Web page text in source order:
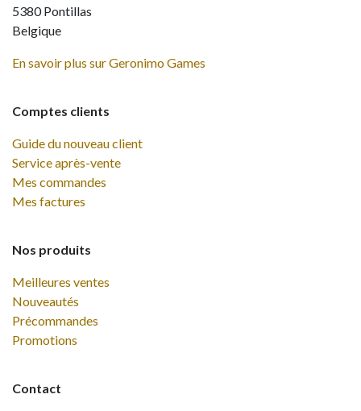
Comptes clients
Guide du nouveau client
Service après-vente
Mes commandes
Mes factures
Nos produits
Meilleures ventes
Nouveautés
Précommandes
Promotions
Contact
5380 Pontillas
Belgique
En savoir plus sur Geronimo Games